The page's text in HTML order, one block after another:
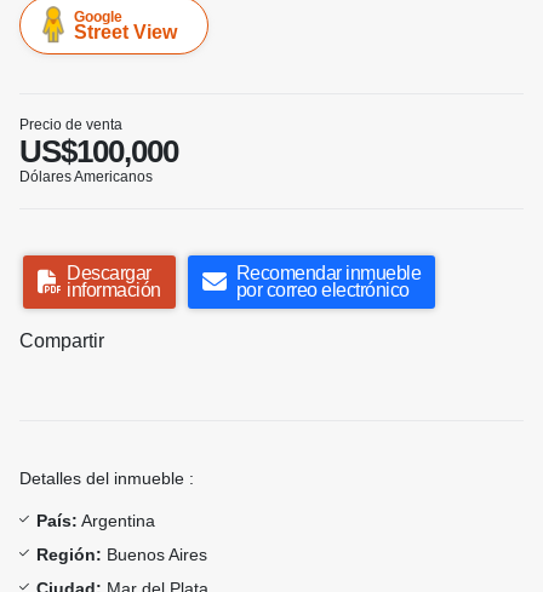
Google
Street View
Precio de venta
US$100,000
Dólares Americanos
Descargar
información
Recomendar inmueble
por correo electrónico
Compartir
Detalles del inmueble :
País: Argentina
Región: Buenos Aires